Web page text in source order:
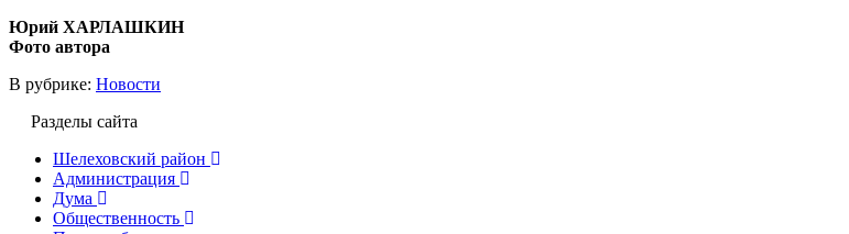
Юрий ХАРЛАШКИН
Фото автора
В рубрике: Новости
Разделы сайта
Шелеховский район
Администрация
Дума
Общественность